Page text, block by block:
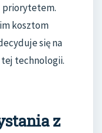
priorytetem.
kosztom
się na
technologii.
z